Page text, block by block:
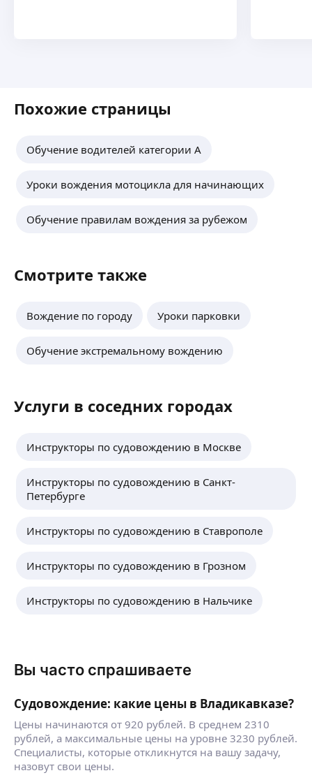
Похожие страницы
Обучение водителей категории А
Уроки вождения мотоцикла для начинающих
Обучение правилам вождения за рубежом
Смотрите также
Вождение по городу Уроки парковки
Обучение экстремальному вождению
Услуги в соседних городах
Инструкторы по судовождению в Москве
Инструкторы по судовождению в Санкт-
Петербурге
Инструкторы по судовождению в Ставрополе
Инструкторы по судовождению в Грозном
Инструкторы по судовождению в Нальчике
Вы часто спрашиваете
Судовождение: какие цены в Владикавказе?
Цены начинаются от 920 рублей. В среднем 2310
рублей, а максимальные цены на уровне 3230 рублей.
Специалисты, которые откликнутся на вашу задачу,
назовут свои цены.